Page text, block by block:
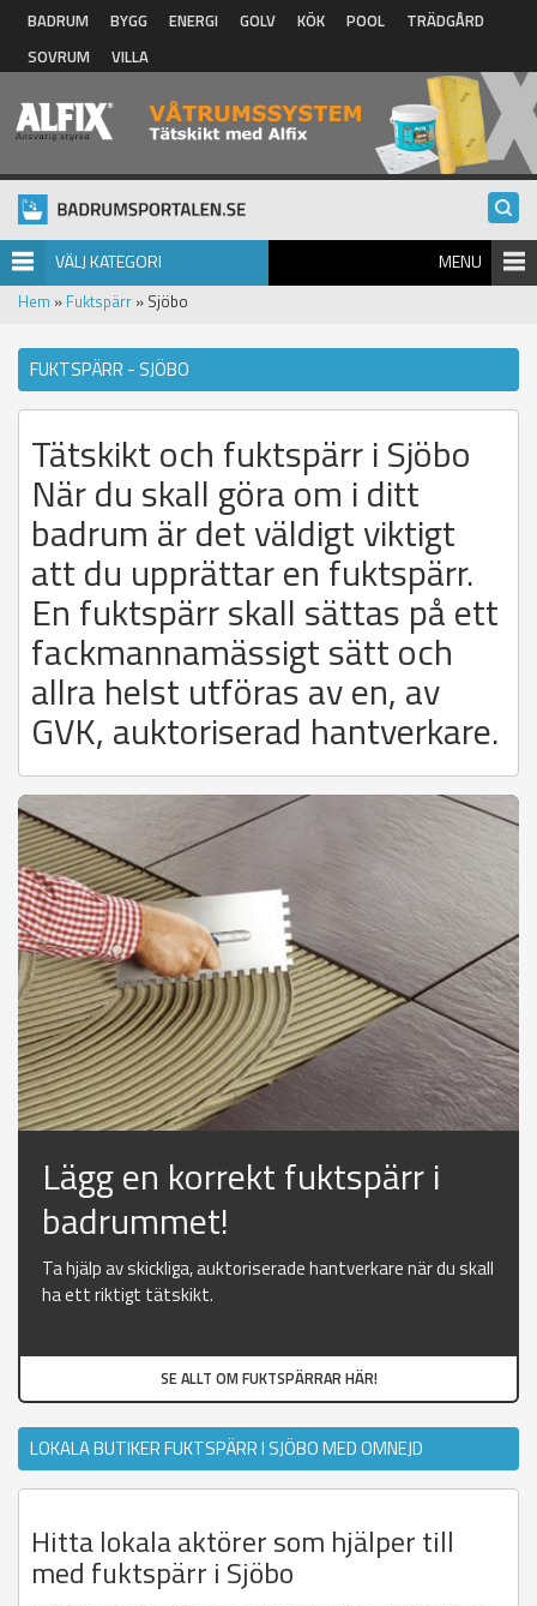
Hoppa till huvudinnehåll
BADRUM BYGG ENERGI GOLV KÖK POOL
TRÄDGÅRD
SOVRUM
VILLA
VÄLJ KATEGORI MENU
Hem » Fuktspärr » Sjöbo
FUKTSPÄRR - SJÖBO
Tätskikt och fuktspärr i Sjöbo
När du skall göra om i ditt
badrum är det väldigt viktigt
att du upprättar en fuktspärr.
En fuktspärr skall sättas på ett
fackmannamässigt sätt och
allra helst utföras av en, av
GVK, auktoriserad hantverkare.
Lägg en korrekt fuktspärr i
badrummet!
Ta hjälp av skickliga, auktoriserade hantverkare när du skall
ha ett riktigt tätskikt.
SE ALLT OM FUKTSPÄRRAR HÄR!
LOKALA BUTIKER FUKTSPÄRR I SJÖBO MED OMNEJD
Hitta lokala aktörer som hjälper till
med fuktspärr i Sjöbo